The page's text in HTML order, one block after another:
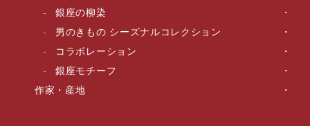
銀座の柳染
男のきもの シーズナルコレクション
コラボレーション
銀座モチーフ
作家・産地